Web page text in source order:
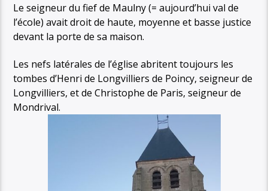
Le seigneur du fief de Maulny (= aujourd’hui val de
l’école) avait droit de haute, moyenne et basse justice
devant la porte de sa maison.
Les nefs latérales de l’église abritent toujours les
tombes d’Henri de Longvilliers de Poincy, seigneur de
Longvilliers, et de Christophe de Paris, seigneur de
Mondrival.